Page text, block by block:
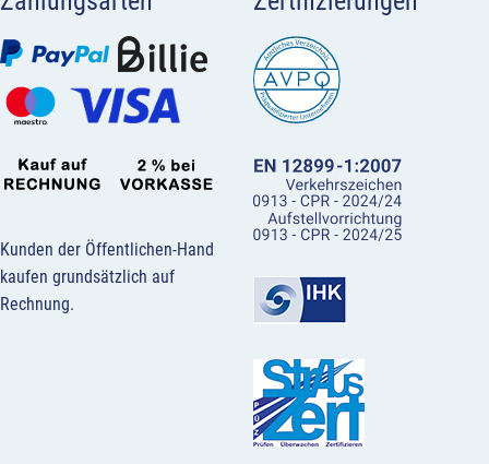
Kunden der Öffentlichen-Hand
kaufen grundsätzlich auf
Rechnung.